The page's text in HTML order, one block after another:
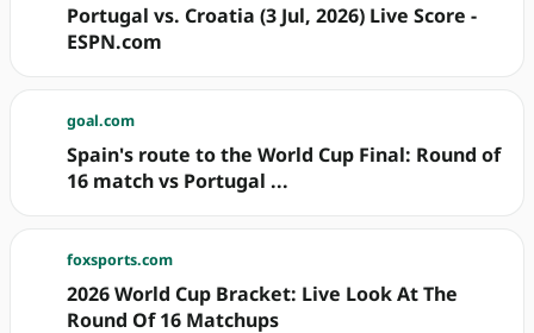
Portugal vs. Croatia (3 Jul, 2026) Live Score -
ESPN.com
goal.com
Spain's route to the World Cup Final: Round of
16 match vs Portugal ...
foxsports.com
2026 World Cup Bracket: Live Look At The
Round Of 16 Matchups